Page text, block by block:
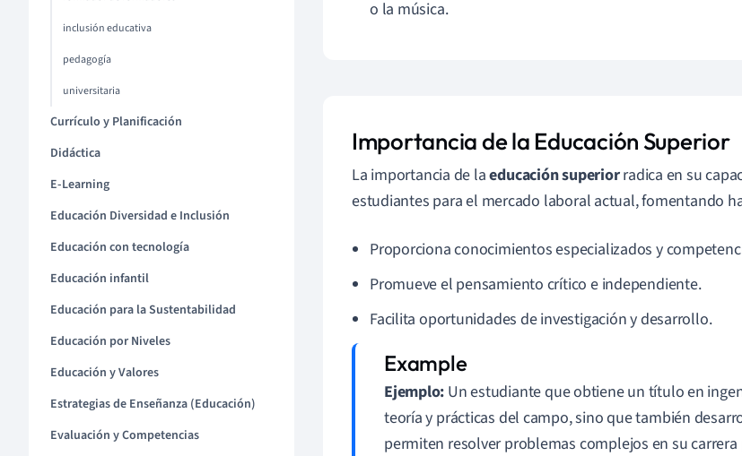
inclusión educativa
pedagogía
universitaria
Currículo y Planificación
Didáctica
E-Learning
Educación Diversidad e Inclusión
Educación con tecnología
Educación infantil
Educación para la Sustentabilidad
Educación por Niveles
Educación y Valores
Estrategias de Enseñanza (Educación)
Evaluación y Competencias
o la música.
Importancia de la Educación Superior
La importancia de laeducación superiorradica en su
estudiantes para el mercado laboral actual, fomentando
Proporciona conocimientos especializados y
Promueve el pensamiento crítico e independiente.
Facilita oportunidades de investigación y desarrollo.
Ejemplo: Un estudiante que obtiene un título en
teoría y prácticas del campo, sino que también
permiten resolver problemas complejos en su